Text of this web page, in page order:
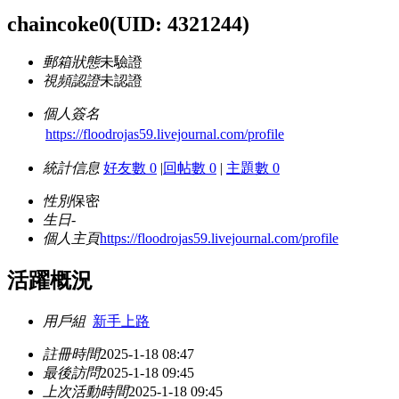
chaincoke0(UID: 4321244)
郵箱狀態未驗證
視頻認證未認證
個人簽名
https://floodrojas59.livejournal.com/profile
統計信息 好友數 0 |回帖數 0 | 主題數 0
性別保密
生日-
個人主頁https://floodrojas59.livejournal.com/profile
活躍概況
用戶組 新手上路
註冊時間2025-1-18 08:47
最後訪問2025-1-18 09:45
上次活動時間2025-1-18 09:45